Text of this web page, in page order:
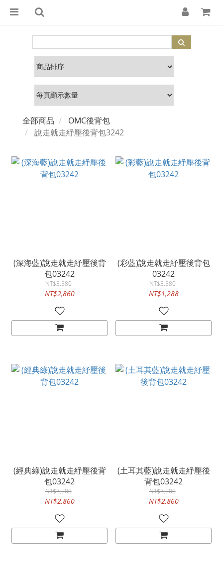
全部商品
OMC後背包
說走就走紓壓後背包3242
(深海藍)說走就走紓壓後背
包03242
NT$3,580
NT$2,860
(彩藍)說走就走紓壓後背包
03242
NT$3,580
NT$1,288
(經典綠)說走就走紓壓後背
包03242
NT$3,580
NT$2,860
(土耳其藍)說走就走紓壓後
背包03242
NT$3,580
NT$2,860